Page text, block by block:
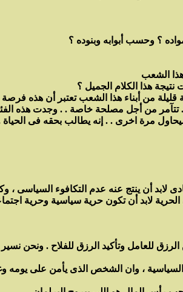
نتيجة هذا الكلام الجميل ؟
فئة قليلة من أبناء هذا الشعب تعتبر أن هذه
من أجل مصلحة خاصة . . وجدت هذه الفئة
مرة اخرى . . إنه يطالب بحقه فى
لابد أن ينتج عنه عدم التكافوء السياسى
لابد أن تكون حرية سياسية وحرية
الرزق للعامل وتأكيد الرزق للفلاح . ونحن
السياسية ، وان الشخص الذى يأمن على يومه